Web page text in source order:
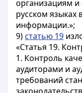
организациям и
русском языках
информации.»;
9) статью 19
«Статья 19.
1. Контроль
аудиторами и
требований